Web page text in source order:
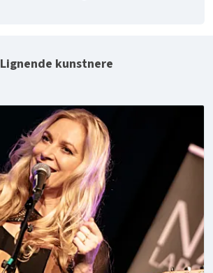
Lignende kunstnere